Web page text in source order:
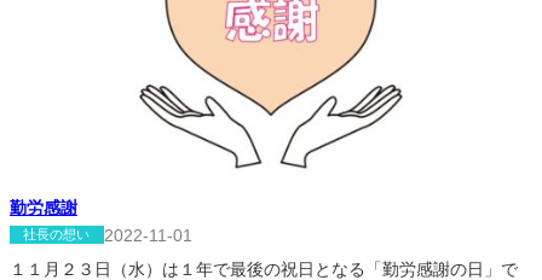
勤労感謝
社長の想い
2022-11-01
１１月２３日（水）は１年で最後の祝日となる「勤労感謝の日」で